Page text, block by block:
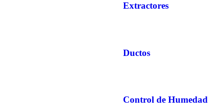
Extractores
Ductos
Control de Humedad